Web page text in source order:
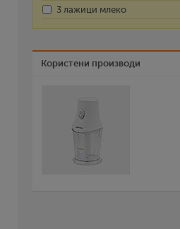
3 лажици млеко
Користени производи